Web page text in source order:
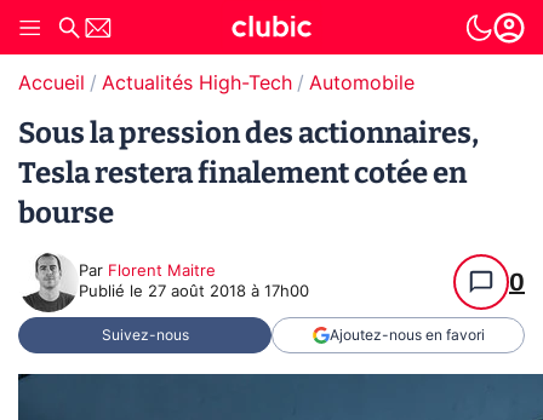
Accueil Actualités High-Tech Automobile
Sous la pression des actionnaires,
Tesla restera finalement cotée en
bourse
Par Florent Maitre
Publié le 27 août 2018 à 17h00 0
Suivez-nous Ajoutez-nous en favori